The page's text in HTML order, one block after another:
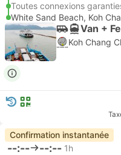
Toutes connexions
White Sand Beach, Koh
Van +
Koh Chang
Confirmation instantanée
--:-- --:-- 1h